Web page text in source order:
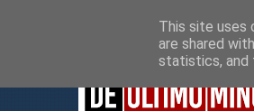
This site uses
are shared
statistics, and